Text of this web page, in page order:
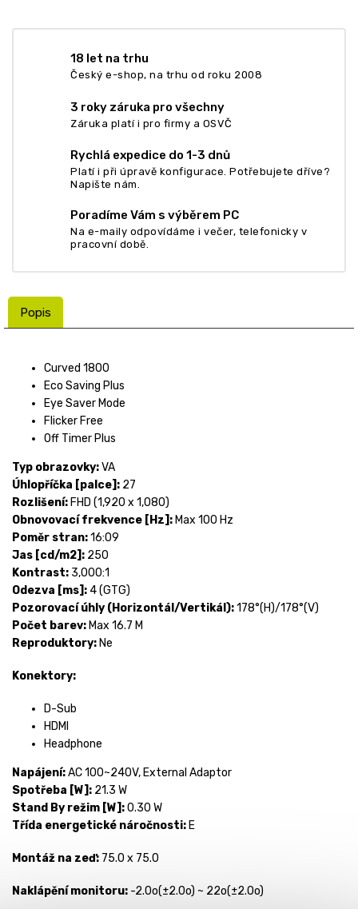
18 let na trhu
Český e-shop, na trhu od roku 2008
3 roky záruka pro všechny
Záruka platí i pro firmy a OSVČ
Rychlá expedice do 1-3 dnů
Platí i při úpravě konfigurace. Potřebujete dříve?
Napište nám.
Poradíme Vám s výběrem PC
Na e-maily odpovídáme i večer, telefonicky v
pracovní době.
Popis
Curved 1800
Eco Saving Plus
Eye Saver Mode
Flicker Free
Off Timer Plus
Typ obrazovky:VA
Úhlopříčka [palce]: 27
Rozlišení: FHD (1,920 x 1,080)
Obnovovací frekvence [Hz]: Max 100 Hz
Poměr stran:16:09
Jas [cd/m2]: 250
Kontrast: 3,000:1
Odezva [ms]:4 (GTG)
Pozorovací úhly (Horizontál/Vertikál):178°(H)/178°(V)
Počet barev: Max 16.7 M
Reproduktory: Ne
Konektory:
D-Sub
HDMI
Headphone
Napájení:AC 100~240V, External Adaptor
Spotřeba [W]: 21.3 W
Stand By režim [W]:0.30 W
Třída energetické náročnosti: E
Montáž na zeď: 75.0 x 75.0
Naklápění monitoru: -2.0o(±2.0o) ~ 22o(±2.0o)